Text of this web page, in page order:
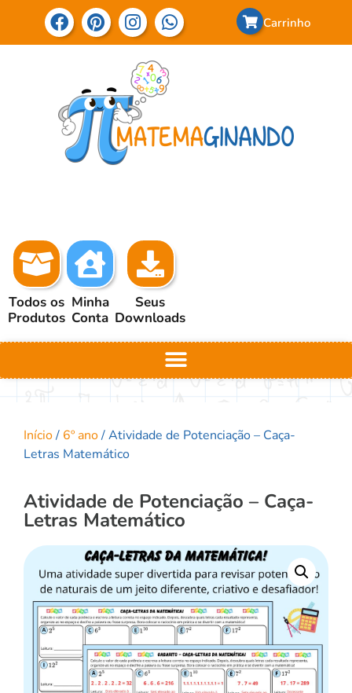
Carrinho
Todos os
Produtos
Minha
Conta
Seus
Downloads
Início/ 6º ano/ Atividade de Potenciação – Caça-
Letras Matemático
Atividade de Potenciação – Caça-
Letras Matemático